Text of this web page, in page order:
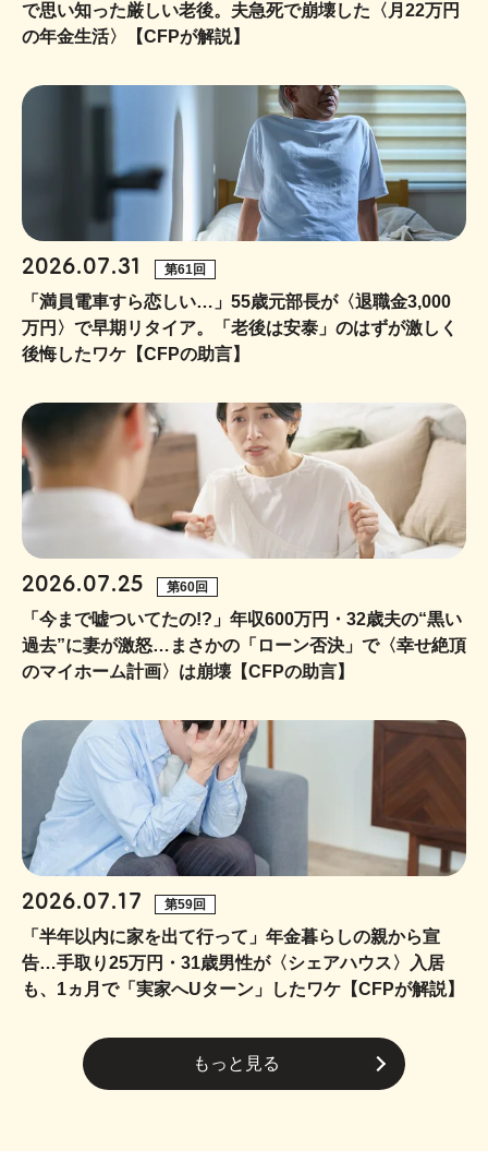
で思い知った厳しい老後。夫急死で崩壊した〈月22万円
の年金生活〉【CFPが解説】
2026.07.31 第61回
「満員電車すら恋しい…」55歳元部長が〈退職金3,000
万円〉で早期リタイア。「老後は安泰」のはずが激しく
後悔したワケ【CFPの助言】
2026.07.25 第60回
「今まで嘘ついてたの!?」年収600万円・32歳夫の“黒い
過去”に妻が激怒…まさかの「ローン否決」で〈幸せ絶頂
のマイホーム計画〉は崩壊【CFPの助言】
2026.07.17 第59回
「半年以内に家を出て行って」年金暮らしの親から宣
告…手取り25万円・31歳男性が〈シェアハウス〉入居
も、1ヵ月で「実家へUターン」したワケ【CFPが解説】
もっと見る